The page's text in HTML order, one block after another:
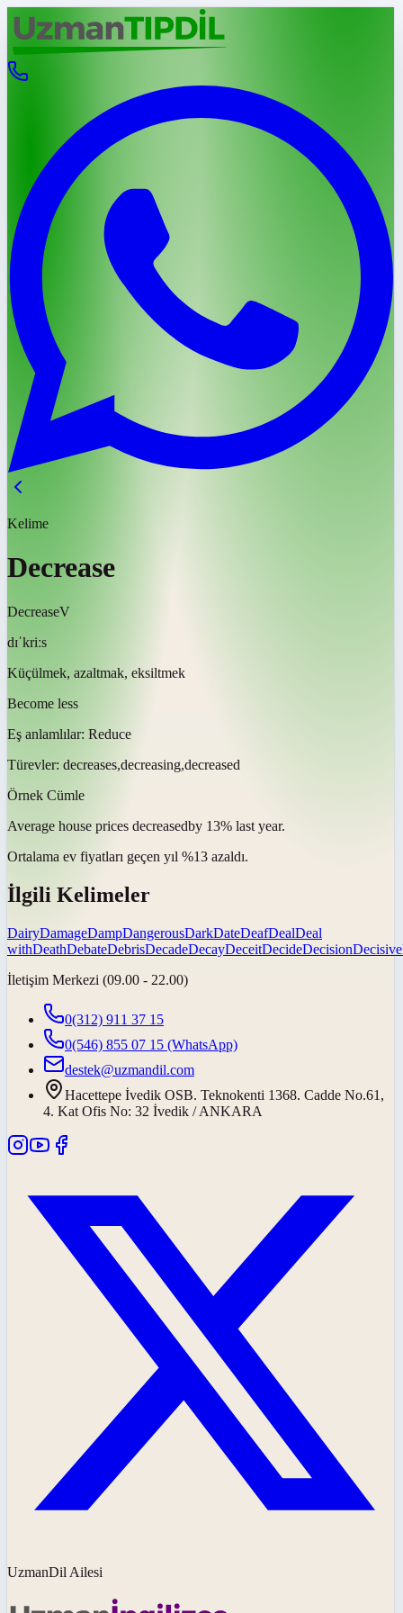
Kelime
Decrease
DecreaseV
dɪˈkriːs
Küçülmek, azaltmak, eksiltmek
Become less
Eş anlamlılar: Reduce
Türevler: decreases,decreasing,decreased
Örnek Cümle
Average house prices decreasedby 13% last year.
Ortalama ev fiyatları geçen yıl %13 azaldı.
İlgili Kelimeler
DairyDamageDampDangerousDarkDateDeafDealDeal
withDeathDebateDebrisDecadeDecayDeceitDecideDecisionDecisive
İletişim Merkezi (09.00 - 22.00)
0(312) 911 37 15
0(546) 855 07 15 (WhatsApp)
destek@uzmandil.com
Hacettepe İvedik OSB. Teknokenti 1368. Cadde No.61,
4. Kat Ofis No: 32 İvedik / ANKARA
UzmanDil Ailesi